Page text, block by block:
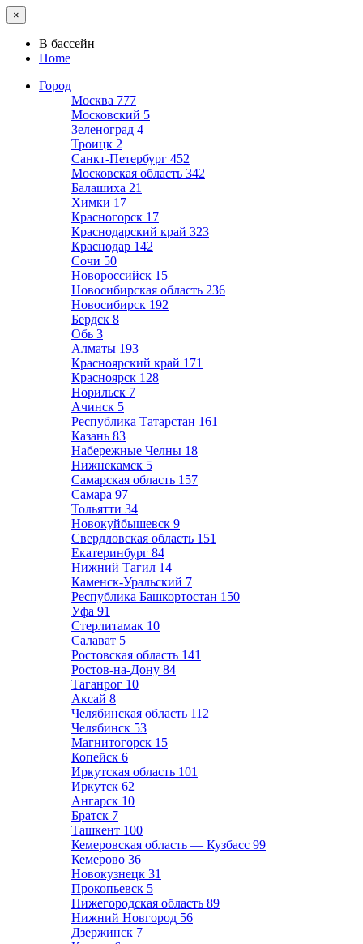
×
В бассейн
Home
Город
Москва 777
Московский 5
Зеленоград 4
Троицк 2
Санкт-Петербург 452
Московская область 342
Балашиха 21
Химки 17
Красногорск 17
Краснодарский край 323
Краснодар 142
Сочи 50
Новороссийск 15
Новосибирская область 236
Новосибирск 192
Бердск 8
Обь 3
Алматы 193
Красноярский край 171
Красноярск 128
Норильск 7
Ачинск 5
Республика Татарстан 161
Казань 83
Набережные Челны 18
Нижнекамск 5
Самарская область 157
Самара 97
Тольятти 34
Новокуйбышевск 9
Свердловская область 151
Екатеринбург 84
Нижний Тагил 14
Каменск-Уральский 7
Республика Башкортостан 150
Уфа 91
Стерлитамак 10
Салават 5
Ростовская область 141
Ростов-на-Дону 84
Таганрог 10
Аксай 8
Челябинская область 112
Челябинск 53
Магнитогорск 15
Копейск 6
Иркутская область 101
Иркутск 62
Ангарск 10
Братск 7
Ташкент 100
Кемеровская область — Кузбасс 99
Кемерово 36
Новокузнецк 31
Прокопьевск 5
Нижегородская область 89
Нижний Новгород 56
Дзержинск 7